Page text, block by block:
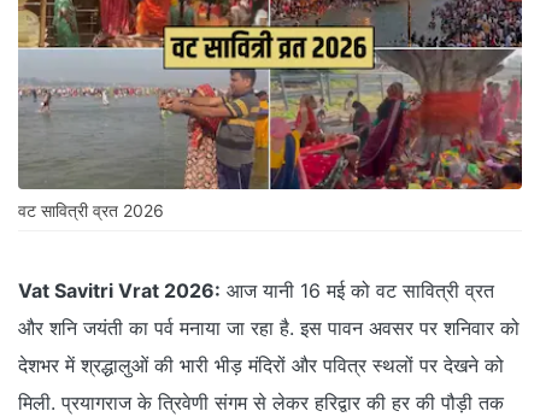
वट सावित्री व्रत 2026
Vat Savitri Vrat 2026: आज यानी 16 मई को वट सावित्री व्रत
और शनि जयंती का पर्व मनाया जा रहा है. इस पावन अवसर पर शनिवार को
देशभर में श्रद्धालुओं की भारी भीड़ मंदिरों और पवित्र स्थलों पर देखने को
मिली. प्रयागराज के त्रिवेणी संगम से लेकर हरिद्वार की हर की पौड़ी तक